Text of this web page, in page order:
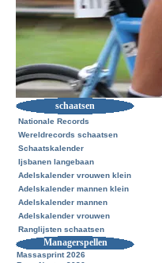
schaatsen
Nationale Records
Wereldrecords schaatsen
Schaatskalender
Ijsbanen langebaan
Adelskalender vrouwen klein
Adelskalender mannen klein
Adelskalender mannen
Adelskalender vrouwen
Ranglijsten schaatsen
Managerspellen
Massasprint 2026